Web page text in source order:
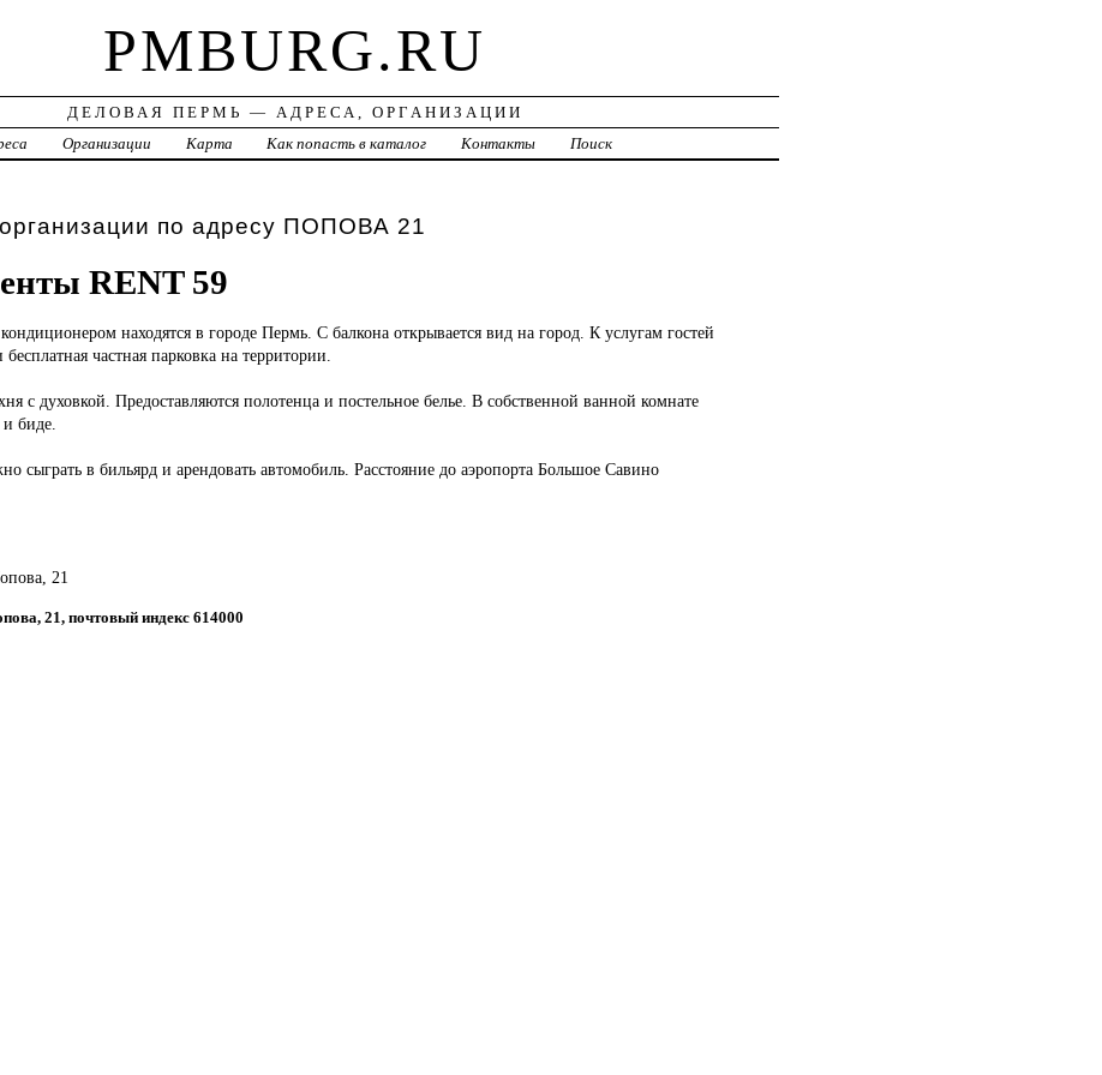
PMBURG.RU
ДЕЛОВАЯ ПЕРМЬ — АДРЕСА, ОРГАНИЗАЦИИ
Организации Карта Как попасть в каталог Контакты Поиск
по адресу ПОПОВА 21
RENT 59
находятся в городе Пермь. С балкона открывается вид на город. К услугам гостей
частная парковка на территории.
с духовкой. Предоставляются полотенца и постельное белье. В собственной ванной комнате
биде.
сыграть в бильярд и арендовать автомобиль. Расстояние до аэропорта Большое Савино
21
21, почтовый индекс 614000